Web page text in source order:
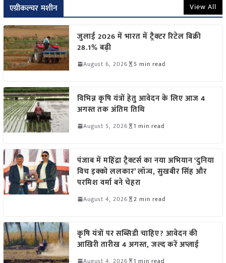
एग्रीकल्चर मशीन View All
जुलाई 2026 में भारत में ट्रैक्टर रिटेल बिक्री
28.1% बढ़ी
August 6, 2026 5 min read
विभिन्न कृषि यंत्रों हेतु आवेदन के लिए आज 4
अगस्त तक अंतिम तिथि
August 5, 2026 1 min read
पंजाब में महिंद्रा ट्रैक्टर्स का नया अभियान ‘दुनिया
विच इक्को ललकार’ लॉन्च, सुखबीर सिंह और
परमिश वर्मा बने चेहरा
August 4, 2026 2 min read
कृषि यंत्रों पर सब्सिडी चाहिए? आवेदन की
आखिरी तारीख 4 अगस्त, जल्द करें अप्लाई
August 4, 2026 1 min read